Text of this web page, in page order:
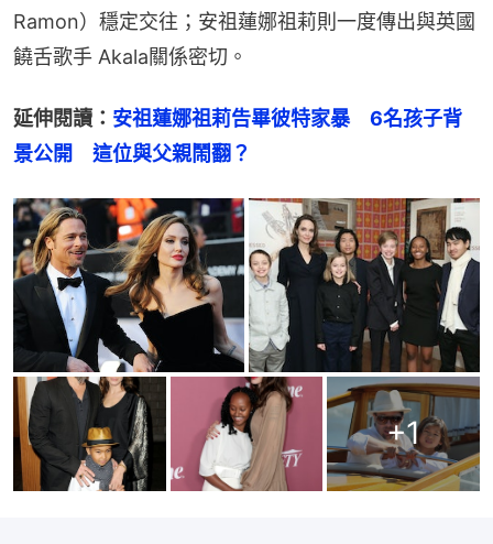
Ramon）穩定交往；安祖蓮娜祖莉則一度傳出與英國
饒舌歌手 Akala關係密切。
延伸閱讀： 安祖蓮娜祖莉告畢彼特家暴　6名孩子背
景公開　這位與父親鬧翻？
+1